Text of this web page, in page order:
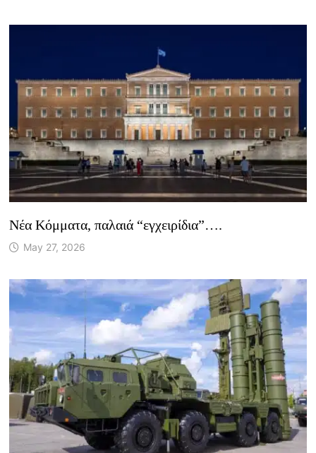
Νέα Κόμματα, παλαιά “εγχειρίδια”….
May 27, 2026